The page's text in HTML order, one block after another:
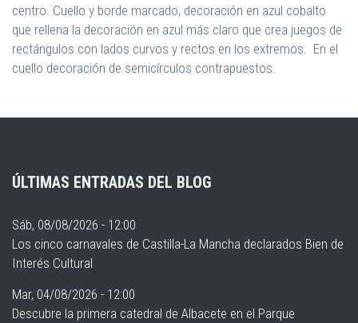
centro. Cuello y borde marcado, decoración en azul cobalto
que rellena la decoración en azul más claro que crea juegos de
rectángulos con lados curvos y rectos en los extremos. En el
cuello decoración de semicírculos contrapuestos.
ÚLTIMAS ENTRADAS DEL BLOG
Sáb, 08/08/2026 - 12:00
Los cinco carnavales de Castilla-La Mancha declarados Bien de
Interés Cultural
Mar, 04/08/2026 - 12:00
Descubre la primera catedral de Albacete en el Parque